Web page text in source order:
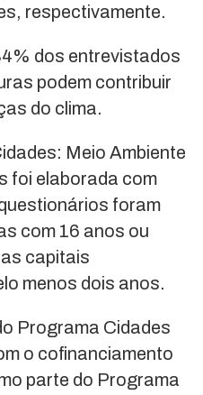
respectivamente.
dos entrevistados
podem contribuir
do clima.
Meio Ambiente
foi elaborada com
foram
com 16 anos ou
capitais
menos dois anos.
Programa Cidades
o cofinanciamento
parte do Programa